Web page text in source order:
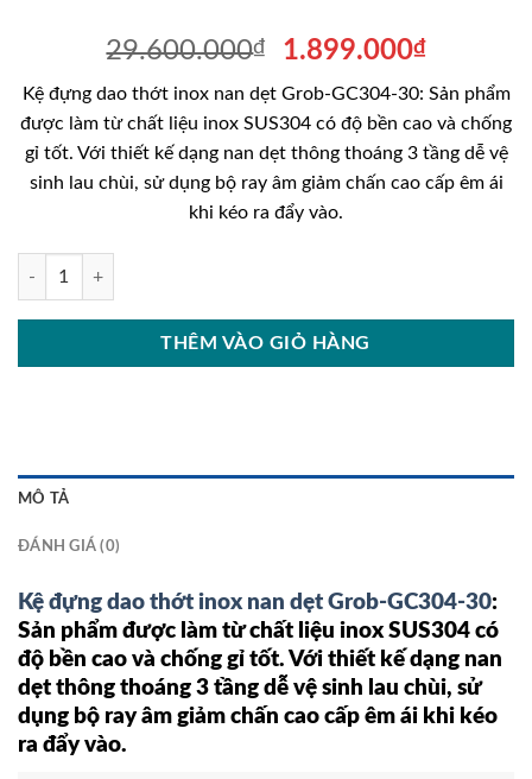
29.600.000₫
Giá
là:
29.600.000₫.
1.899.000₫Giá
tại
là:
Kệ đựng dao thớt inox nan dẹt Grob-GC304-30: Sản phẩm
được làm từ chất liệu inox SUS304 có độ bền cao và chống
gỉ tốt. Với thiết kế dạng nan dẹt thông thoáng 3 tầng dễ vệ
sinh lau chùi, sử dụng bộ ray âm giảm chấn cao cấp êm ái
khi kéo ra đẩy vào.
Kệ đựng dao thớt inox nan dẹt Grob-GC304-30 số lượng
THÊM VÀO GIỎ HÀNG
MÔ TẢ
ĐÁNH GIÁ (0)
Kệ đựng dao thớt inox nan dẹt Grob-GC304-30:
Sản phẩm được làm từ chất liệu inox SUS304 có
độ bền cao và chống gỉ tốt. Với thiết kế dạng nan
dẹt thông thoáng 3 tầng dễ vệ sinh lau chùi, sử
dụng bộ ray âm giảm chấn cao cấp êm ái khi kéo
ra đẩy vào.